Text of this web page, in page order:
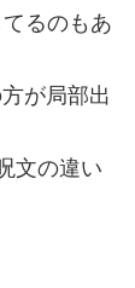
るのもあ
が局部出
文の違い